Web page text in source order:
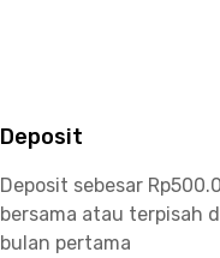
Deposit
Deposit sebesar
bersama atau terpisah
bulan pertama